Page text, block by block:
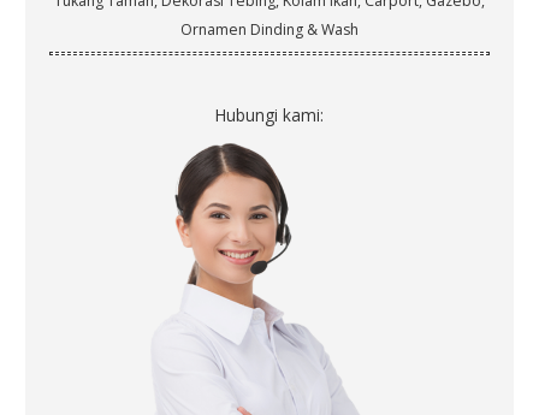
Ornamen Dinding & Wash
Hubungi kami: